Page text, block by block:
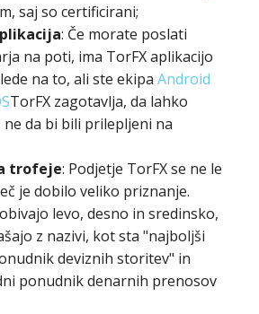
saj so certificirani;
: Če morate poslati
na poti, ima TorFX aplikacijo
na to, ali ste ekipa Android
TorFX zagotavlja, da lahko
ne da bi bili prilepljeni na
trofeje: Podjetje TorFX se ne le
je dobilo veliko priznanje.
levo, desno in sredinsko,
z nazivi, kot sta "najboljši
deviznih storitev" in
ponudnik denarnih prenosov